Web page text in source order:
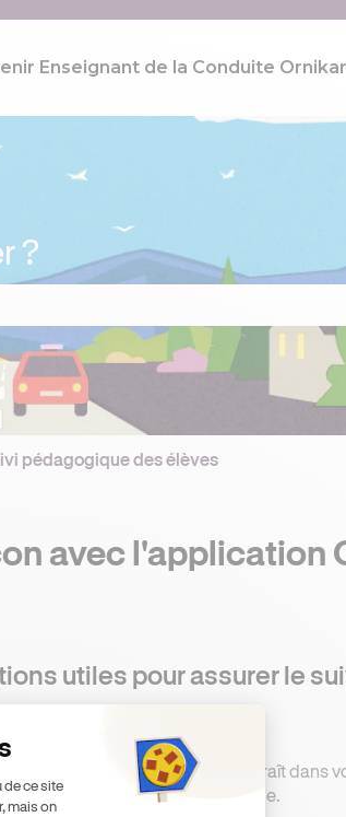
Enseignant de la Conduite Ornikar
?
pédagogique des élèves
avec l'application
utiles pour assurer le
un élève, une fiche leçon apparaît dans
d'effectuer le suivi pédagogique.
du Consentement :
de ce site
mais on